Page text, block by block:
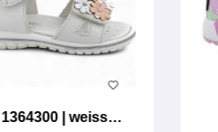
1364300 | weiss